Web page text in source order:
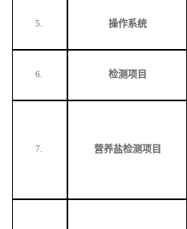
5. 操作系统
6. 检测项目
7. 营养盐检测项目